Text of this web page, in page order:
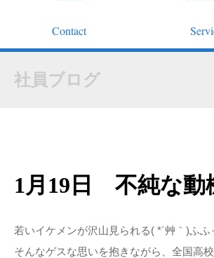
Contact
社員ブログ
1月19日 不純な動
若いイケメンが沢山見られる( *´艸｀)ふふ
そんなゲスな思いを抱きながら、全国高